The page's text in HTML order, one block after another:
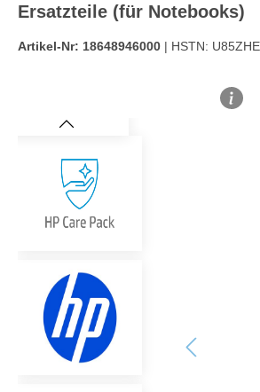
Ersatzteile (für Notebooks)
Artikel-Nr: 18648946000 | HSTN:
Bildergalerie überspringen